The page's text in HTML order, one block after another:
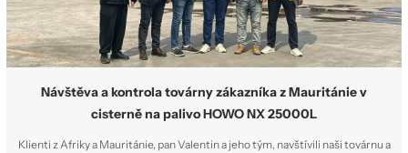
Návštěva a kontrola továrny zákazníka z Mauritánie v
cisterně na palivo HOWO NX 25000L
Klienti z Afriky a Mauritánie, pan Valentin a jeho tým, navštívili naši továrnu a